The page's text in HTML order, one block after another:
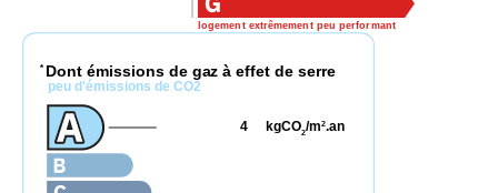
logement extrêmement peu performant
* Dont émissions de gaz à effet de serre
peu d'émissions de CO2
kgCO2/m2.an
4